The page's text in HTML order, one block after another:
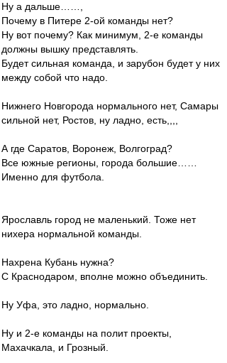
Ну а дальше……,
Почему в Питере 2-ой команды нет?
Ну вот почему? Как минимум, 2-е команды
должны вышку представлять.
Будет сильная команда, и зарубон будет у них
между собой что надо.
Нижнего Новгорода нормального нет, Самары
сильной нет, Ростов, ну ладно, есть,,,,
А где Саратов, Воронеж, Волгоград?
Все южные регионы, города большие……
Именно для футбола.
Ярославль город не маленький. Тоже нет
нихера нормальной команды.
Нахрена Кубань нужна?
С Краснодаром, вполне можно объединить.
Ну Уфа, это ладно, нормально.
Ну и 2-е команды на полит проекты,
Махачкала, и Грозный.